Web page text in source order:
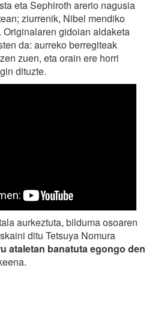
eta Sephiroth arerio nagusia
ziurrenik, Nibel mendiko
gidoian aldaketa
da: aurreko berregiteak
zuen, eta orain ere horri
dituzte.
aurkeztuta, bilduma osoaren
ditu Tetsuya Nomura
ataletan banatuta egongo den